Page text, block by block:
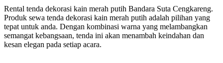
Rental tenda dekorasi kain merah putih Bandara Suta Cengkareng.
Produk sewa tenda dekorasi kain merah putih adalah pilihan yang
tepat untuk anda. Dengan kombinasi warna yang melambangkan
semangat kebangsaan, tenda ini akan menambah keindahan dan
kesan elegan pada setiap acara.